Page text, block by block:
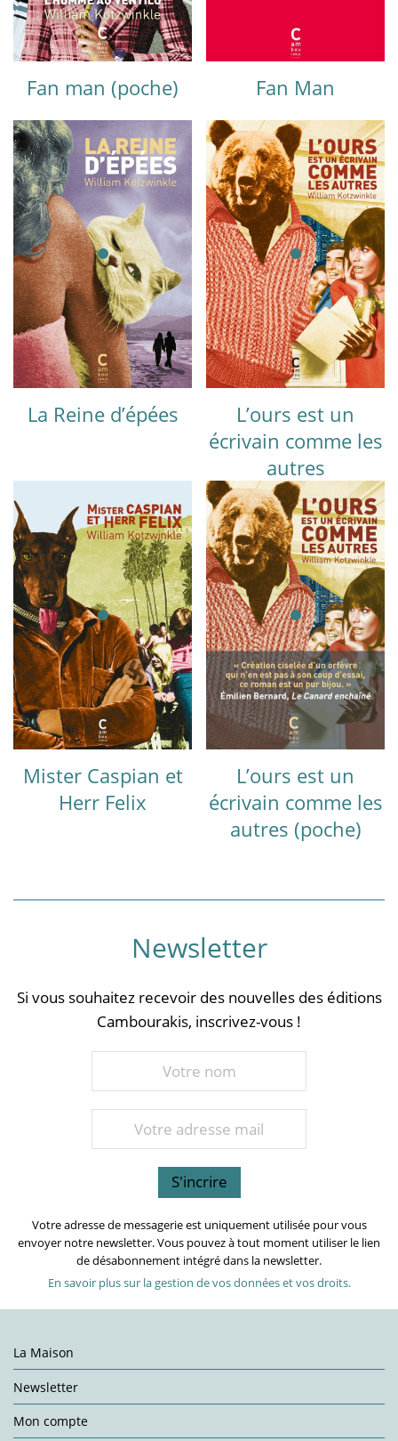
Fan man (poche) Fan Man
La Reine d’épées
L’ours est un
écrivain comme les
autres
Mister Caspian et
Herr Felix
L’ours est un
écrivain comme les
autres (poche)
Newsletter
Si vous souhaitez recevoir des nouvelles des éditions
Cambourakis, inscrivez-vous !
Votre adresse de messagerie est uniquement utilisée pour vous
envoyer notre newsletter. Vous pouvez à tout moment utiliser le lien
de désabonnement intégré dans la newsletter.
En savoir plus sur la gestion de vos données et vos droits.
La Maison
Newsletter
Mon compte